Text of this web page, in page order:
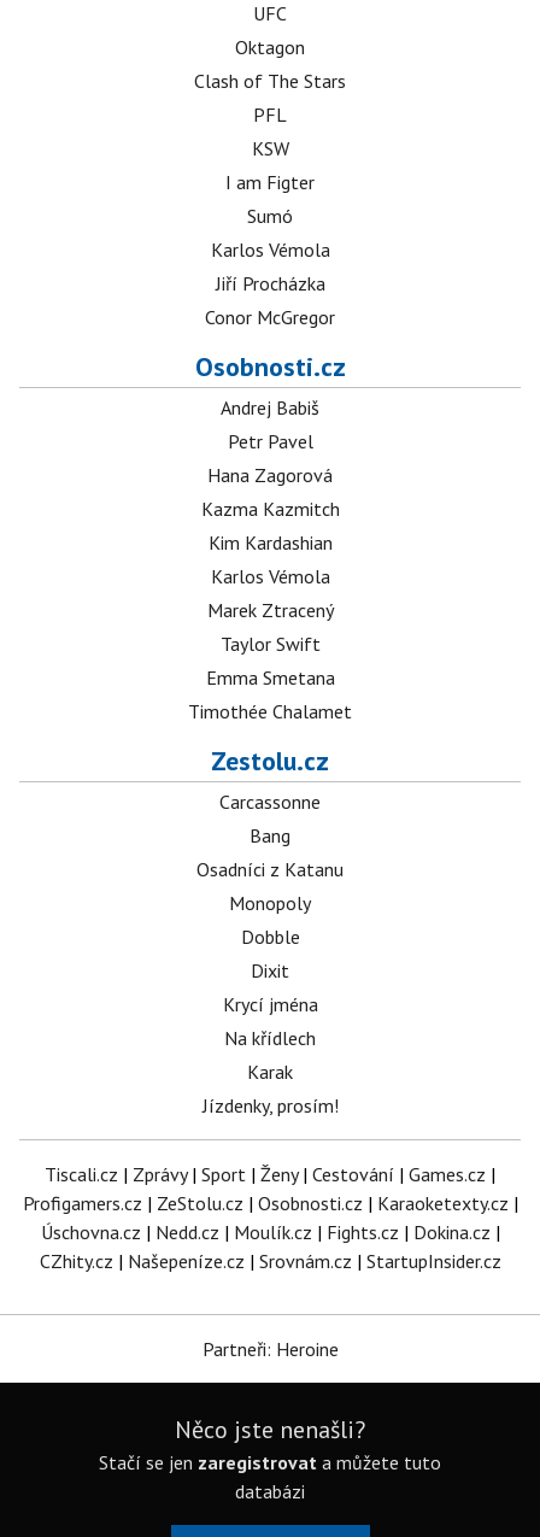
UFC
Oktagon
Clash of The Stars
PFL
KSW
I am Figter
Sumó
Karlos Vémola
Jiří Procházka
Conor McGregor
Osobnosti.cz
Andrej Babiš
Petr Pavel
Hana Zagorová
Kazma Kazmitch
Kim Kardashian
Karlos Vémola
Marek Ztracený
Taylor Swift
Emma Smetana
Timothée Chalamet
Zestolu.cz
Carcassonne
Bang
Osadníci z Katanu
Monopoly
Dobble
Dixit
Krycí jména
Na křídlech
Karak
Jízdenky, prosím!
Tiscali.cz | Zprávy| Sport | Ženy| Cestování | Games.cz |
Profigamers.cz | ZeStolu.cz | Osobnosti.cz | Karaoketexty.cz |
Úschovna.cz | Nedd.cz | Moulík.cz | Fights.cz | Dokina.cz |
CZhity.cz | Našepeníze.cz | Srovnám.cz | StartupInsider.cz
Partneři: Heroine
Něco jste nenašli?
Stačí se jen zaregistrovat a můžete tuto
databázi